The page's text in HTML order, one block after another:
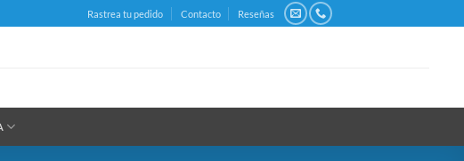
Rastrea tu pedido Contacto Reseñas